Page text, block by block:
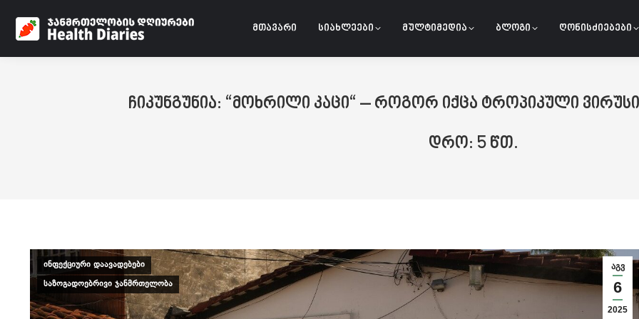
მთავარი სიახლეები მულტიმედია ბლოგი ღონისძიებები
ჩიკუნგუნია: “მოხრილი კაცი“ – როგორ იქცა ტროპიკული
აგვ
6
2025
ინფექციური დაავადებები
საზოგადოებრივი ჯანმრთელობა